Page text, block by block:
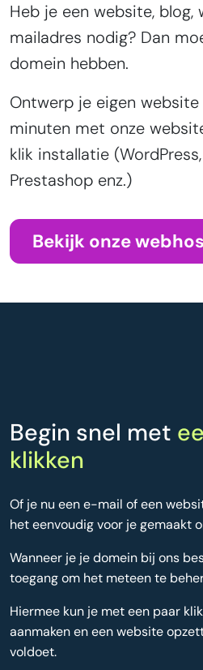
Heb je een website,
mailadres nodig? Dan
domein hebben.
Ontwerp je eigen
minuten met onze
klik installatie
Prestashop enz.)
Bekijk onze
Begin snel met
klikken
Of je nu een e-mail of een
het eenvoudig voor je gemaakt
Wanneer je je domein bij ons
toegang om het meteen te
Hiermee kun je met een paar
aanmaken en een website
voldoet.